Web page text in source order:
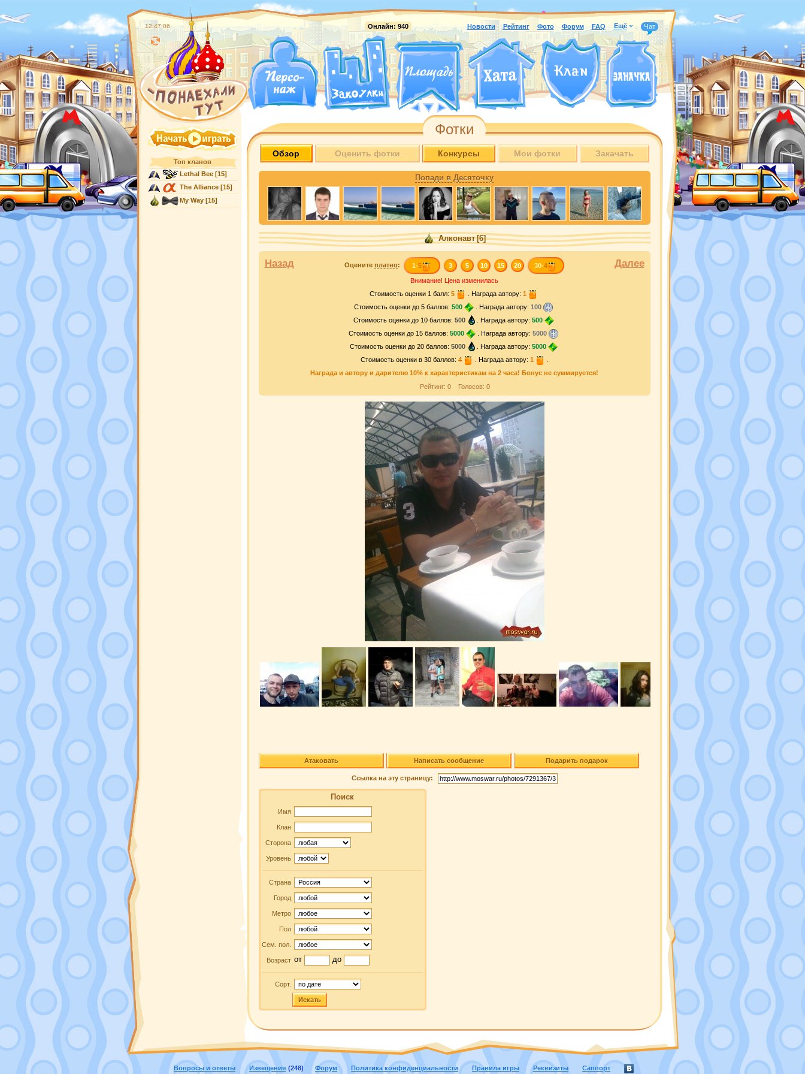
Онлайн: 940 Новости Рейтинг Фото Форум FAQ Ещё Чат
12:47:07
Топ кланов
Lethal Bee[15]
The Alliance[15]
My Way[15]
Фотки
Обзор Оценить фотки Конкурсы Мои фотки Закачать
Попади в Десяточку
Алконавт [6]
Назад Далее
Оцените платно: 1-5 3 5 10 15 20 30-4
Внимание! Цена изменилась
Стоимость оценки 1 балл: 5 . Награда автору: 1
Стоимость оценки до 5 баллов: 500 . Награда автору: 100
Стоимость оценки до 10 баллов: 500 . Награда автору: 500
Стоимость оценки до 15 баллов: 5000 . Награда автору: 5000
Стоимость оценки до 20 баллов: 5000 . Награда автору: 5000
Стоимость оценки в 30 баллов: 4 . Награда автору: 1
.
Награда и автору и дарителю 10% к характеристикам на 2 часа! Бонус не суммируется!
Рейтинг: 0Голосов: 0
Атаковать Написать сообщение Подарить подарок
Ссылка на эту страницу:
Поиск
Имя
Клан
Сторона
Уровень
Страна
Город
Метро
Пол
Сем. пол.
Возраст от до
Сорт.
Искать
Вопросы и ответы Извещения (248) Форум Политика конфиденциальности Правила игры Реквизиты Саппорт